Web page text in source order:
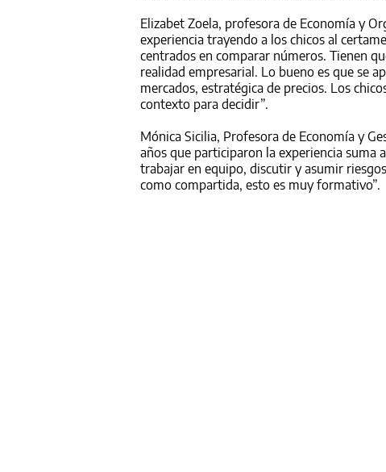
Elizabet Zoela, profesora de Economía y
experiencia trayendo a los chicos al
centrados en comparar números. Tienen
realidad empresarial. Lo bueno es que se
mercados, estratégica de precios. Los
contexto para decidir”.
Mónica Sicilia, Profesora de Economía y
años que participaron la experiencia suma
trabajar en equipo, discutir y asumir
como compartida, esto es muy formativo”.